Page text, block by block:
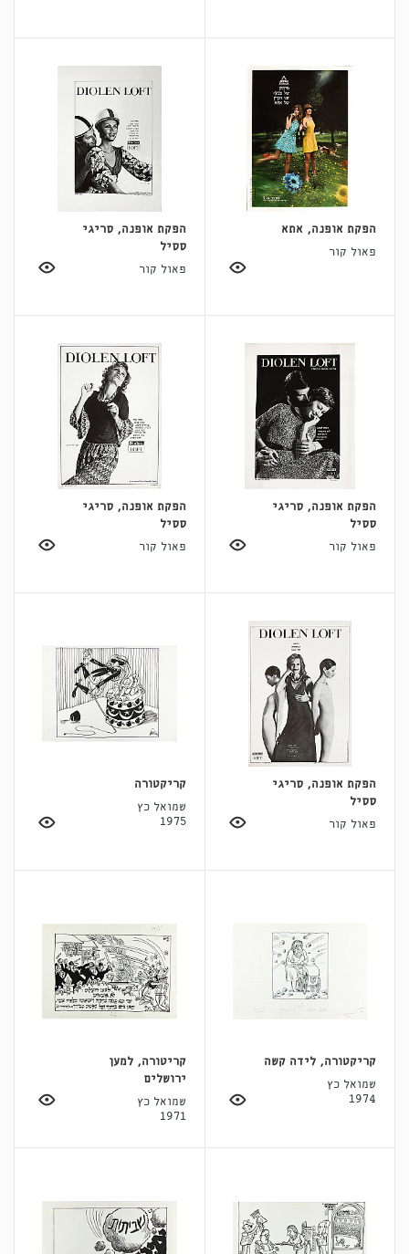
הפקת אופנה, אתא
פאול קור
הפקת אופנה, סריגי
ססיל
פאול קור
הפקת אופנה, סריגי
ססיל
פאול קור
הפקת אופנה, סריגי
ססיל
פאול קור
הפקת אופנה, סריגי
ססיל
פאול קור
קריקטורה
שמואל כץ
1975
קריקטורה, לידה קשה
שמואל כץ
1974
קריטורה, למען
ירושלים
שמואל כץ
1971